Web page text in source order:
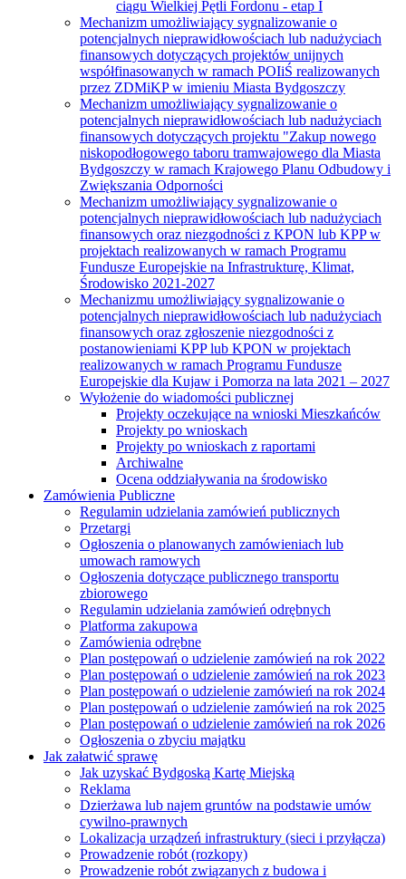
ciągu Wielkiej Pętli Fordonu - etap I
Mechanizm umożliwiający sygnalizowanie o
potencjalnych nieprawidłowościach lub nadużyciach
finansowych dotyczących projektów unijnych
współfinasowanych w ramach POIiŚ realizowanych
przez ZDMiKP w imieniu Miasta Bydgoszczy
Mechanizm umożliwiający sygnalizowanie o
potencjalnych nieprawidłowościach lub nadużyciach
finansowych dotyczących projektu "Zakup nowego
niskopodłogowego taboru tramwajowego dla Miasta
Bydgoszczy w ramach Krajowego Planu Odbudowy i
Zwiększania Odporności
Mechanizm umożliwiający sygnalizowanie o
potencjalnych nieprawidłowościach lub nadużyciach
finansowych oraz niezgodności z KPON lub KPP w
projektach realizowanych w ramach Programu
Fundusze Europejskie na Infrastrukturę, Klimat,
Środowisko 2021-2027
Mechanizmu umożliwiający sygnalizowanie o
potencjalnych nieprawidłowościach lub nadużyciach
finansowych oraz zgłoszenie niezgodności z
postanowieniami KPP lub KPON w projektach
realizowanych w ramach Programu Fundusze
Europejskie dla Kujaw i Pomorza na lata 2021 – 2027
Wyłożenie do wiadomości publicznej
Projekty oczekujące na wnioski Mieszkańców
Projekty po wnioskach
Projekty po wnioskach z raportami
Archiwalne
Ocena oddziaływania na środowisko
Zamówienia Publiczne
Regulamin udzielania zamówień publicznych
Przetargi
Ogłoszenia o planowanych zamówieniach lub
umowach ramowych
Ogłoszenia dotyczące publicznego transportu
zbiorowego
Regulamin udzielania zamówień odrębnych
Platforma zakupowa
Zamówienia odrębne
Plan postępowań o udzielenie zamówień na rok 2022
Plan postępowań o udzielenie zamówień na rok 2023
Plan postępowań o udzielenie zamówień na rok 2024
Plan postępowań o udzielenie zamówień na rok 2025
Plan postępowań o udzielenie zamówień na rok 2026
Ogłoszenia o zbyciu majątku
Jak załatwić sprawę
Jak uzyskać Bydgoską Kartę Miejską
Reklama
Dzierżawa lub najem gruntów na podstawie umów
cywilno-prawnych
Lokalizacja urządzeń infrastruktury (sieci i przyłącza)
Prowadzenie robót (rozkopy)
Prowadzenie robót związanych z budowa i